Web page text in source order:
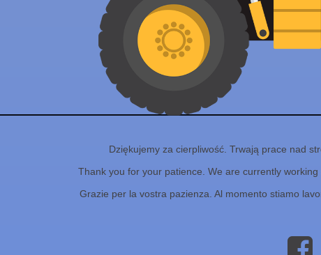
Dziękujemy za cierpliwość. Trwają prace nad
Thank you for your patience. We are currently
Grazie per la vostra pazienza. Al momento stiamo